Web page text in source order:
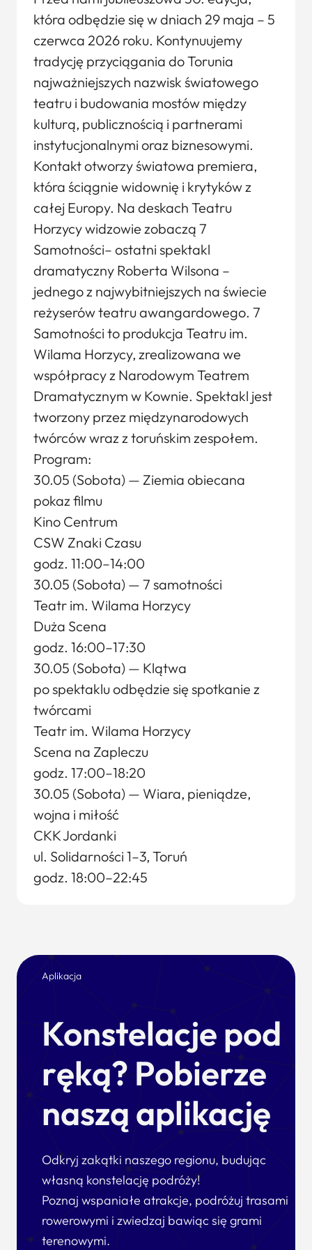
która odbędzie się w dniach 29 maja – 5
czerwca 2026 roku. Kontynuujemy
tradycję przyciągania do Torunia
najważniejszych nazwisk światowego
teatru i budowania mostów między
kulturą, publicznością i partnerami
instytucjonalnymi oraz biznesowymi.
Kontakt otworzy światowa premiera,
która ściągnie widownię i krytyków z
całej Europy. Na deskach Teatru
Horzycy widzowie zobaczą 7
Samotności– ostatni spektakl
dramatyczny Roberta Wilsona –
jednego z najwybitniejszych na świecie
reżyserów teatru awangardowego. 7
Samotności to produkcja Teatru im.
Wilama Horzycy, zrealizowana we
współpracy z Narodowym Teatrem
Dramatycznym w Kownie. Spektakl jest
tworzony przez międzynarodowych
twórców wraz z toruńskim zespołem.
Program:
30.05 (Sobota) — Ziemia obiecana
pokaz filmu
Kino Centrum
CSW Znaki Czasu
godz. 11:00–14:00
30.05 (Sobota) — 7 samotności
Teatr im. Wilama Horzycy
Duża Scena
godz. 16:00–17:30
30.05 (Sobota) — Klątwa
po spektaklu odbędzie się spotkanie z
twórcami
Teatr im. Wilama Horzycy
Scena na Zapleczu
godz. 17:00–18:20
30.05 (Sobota) — Wiara, pieniądze,
wojna i miłość
CKK Jordanki
ul. Solidarności 1–3, Toruń
godz. 18:00–22:45
Aplikacja
Konstelacje pod
ręką? Pobierze
naszą aplikację
Odkryj zakątki naszego regionu, budując
własną konstelację podróży!
Poznaj wspaniałe atrakcje, podróżuj trasami
rowerowymi i zwiedzaj bawiąc się grami
terenowymi.